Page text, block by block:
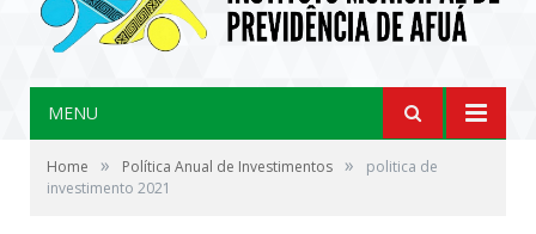
MENU
Home » Política Anual de Investimentos »
politica de
investimento 2021